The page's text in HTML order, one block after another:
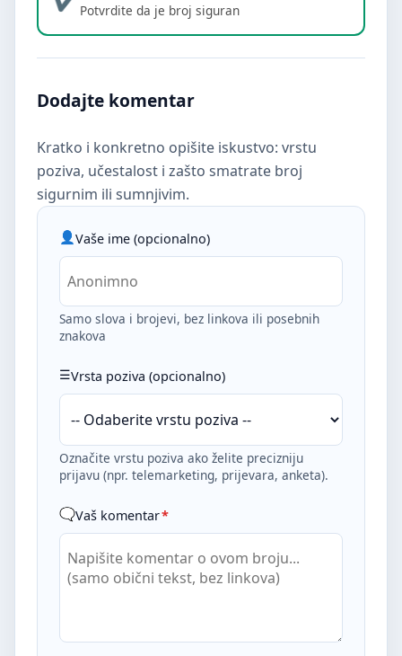
Potvrdite da je broj siguran
Dodajte komentar
Kratko i konkretno opišite iskustvo: vrstu
poziva, učestalost i zašto smatrate broj
sigurnim ili sumnjivim.
Vaše ime (opcionalno)
Samo slova i brojevi, bez linkova ili posebnih
znakova
Vrsta poziva (opcionalno)
Označite vrstu poziva ako želite precizniju
prijavu (npr. telemarketing, prijevara, anketa).
Vaš komentar*